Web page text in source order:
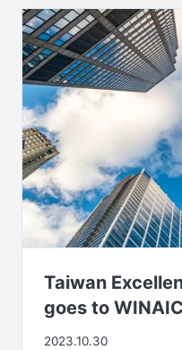
Taiwan
goes to
2023.10.30